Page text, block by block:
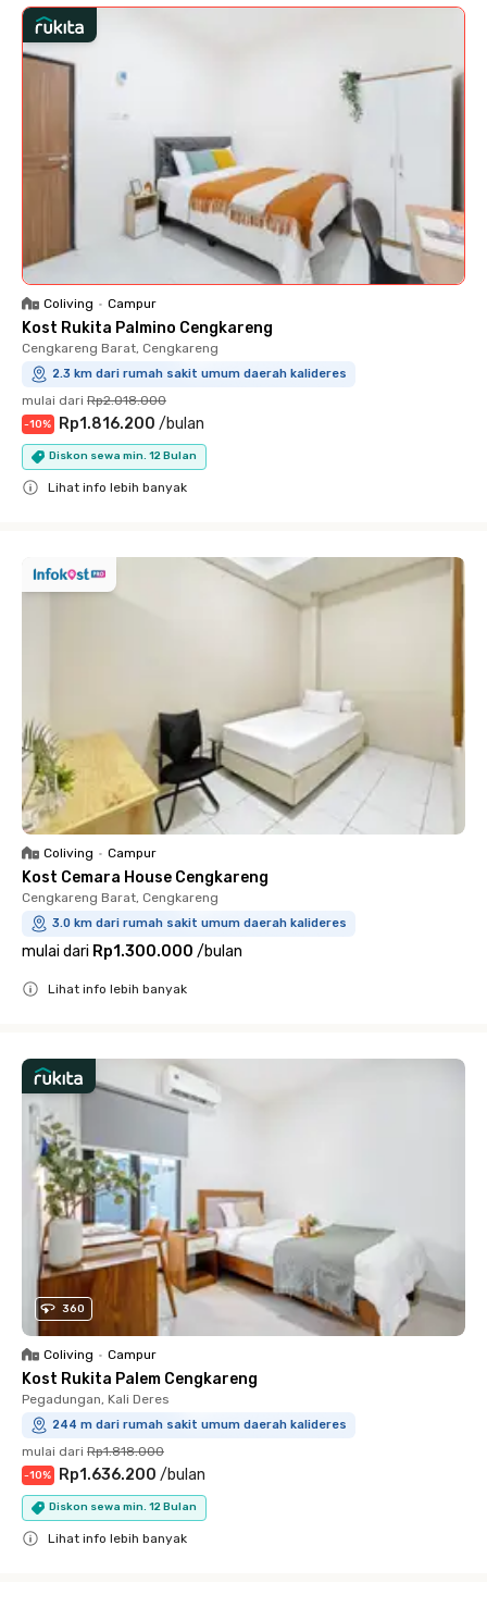
Coliving • Campur
Kost Rukita Palmino Cengkareng
Cengkareng Barat, Cengkareng
2.3 km dari rumah sakit umum daerah kalideres
mulai dari Rp2.018.000
-10% Rp1.816.200 /bulan
Diskon sewa min. 12 Bulan
Lihat info lebih banyak
Coliving • Campur
Kost Cemara House Cengkareng
Cengkareng Barat, Cengkareng
3.0 km dari rumah sakit umum daerah kalideres
mulai dari Rp1.300.000 /bulan
Lihat info lebih banyak
360
Coliving • Campur
Kost Rukita Palem Cengkareng
Pegadungan, Kali Deres
244 m dari rumah sakit umum daerah kalideres
mulai dari Rp1.818.000
-10% Rp1.636.200 /bulan
Diskon sewa min. 12 Bulan
Lihat info lebih banyak